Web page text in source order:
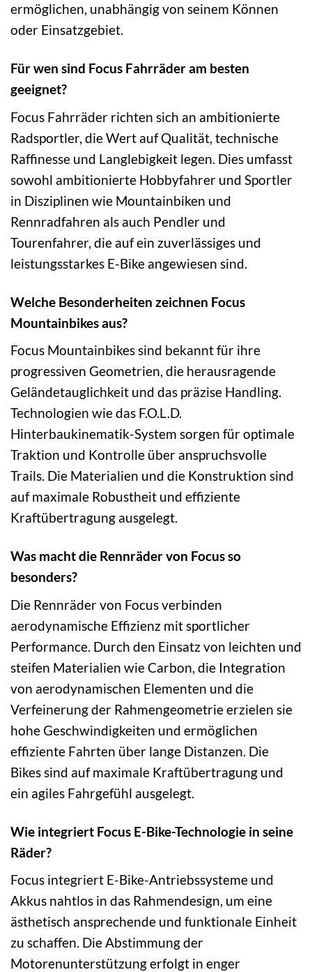
ermöglichen, unabhängig von seinem Können
oder Einsatzgebiet.
Für wen sind Focus Fahrräder am besten
geeignet?
Focus Fahrräder richten sich an ambitionierte
Radsportler, die Wert auf Qualität, technische
Raffinesse und Langlebigkeit legen. Dies umfasst
sowohl ambitionierte Hobbyfahrer und Sportler
in Disziplinen wie Mountainbiken und
Rennradfahren als auch Pendler und
Tourenfahrer, die auf ein zuverlässiges und
leistungsstarkes E-Bike angewiesen sind.
Welche Besonderheiten zeichnen Focus
Mountainbikes aus?
Focus Mountainbikes sind bekannt für ihre
progressiven Geometrien, die herausragende
Geländetauglichkeit und das präzise Handling.
Technologien wie das F.O.L.D.
Hinterbaukinematik-System sorgen für optimale
Traktion und Kontrolle über anspruchsvolle
Trails. Die Materialien und die Konstruktion sind
auf maximale Robustheit und effiziente
Kraftübertragung ausgelegt.
Was macht die Rennräder von Focus so
besonders?
Die Rennräder von Focus verbinden
aerodynamische Effizienz mit sportlicher
Performance. Durch den Einsatz von leichten und
steifen Materialien wie Carbon, die Integration
von aerodynamischen Elementen und die
Verfeinerung der Rahmengeometrie erzielen sie
hohe Geschwindigkeiten und ermöglichen
effiziente Fahrten über lange Distanzen. Die
Bikes sind auf maximale Kraftübertragung und
ein agiles Fahrgefühl ausgelegt.
Wie integriert Focus E-Bike-Technologie in seine
Räder?
Focus integriert E-Bike-Antriebssysteme und
Akkus nahtlos in das Rahmendesign, um eine
ästhetisch ansprechende und funktionale Einheit
zu schaffen. Die Abstimmung der
Motorenunterstützung erfolgt in enger